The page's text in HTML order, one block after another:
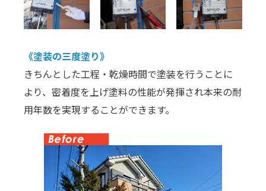
《塗装の三度塗り》
きちんとした工程・乾燥時間で塗装を行うことに
より、密着度を上げ塗料の性能が発揮され本来の耐
用年数を実現することができます。